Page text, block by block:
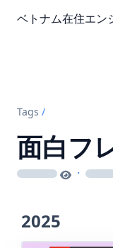
ベトナム在住エン
Tags /
面白フ
loading ·
2025